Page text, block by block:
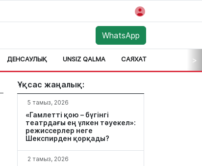
WhatsApp
ДЕНСАУЛЫҚ UNSIZ QALMA САЯХАТ >
Ұқсас жаңалық:
5 тамыз, 2026
«Гамлетті қою – бүгінгі
театрдағы ең үлкен тәуекел»:
режиссерлер неге
Шекспирден қорқады?
2 тамыз, 2026